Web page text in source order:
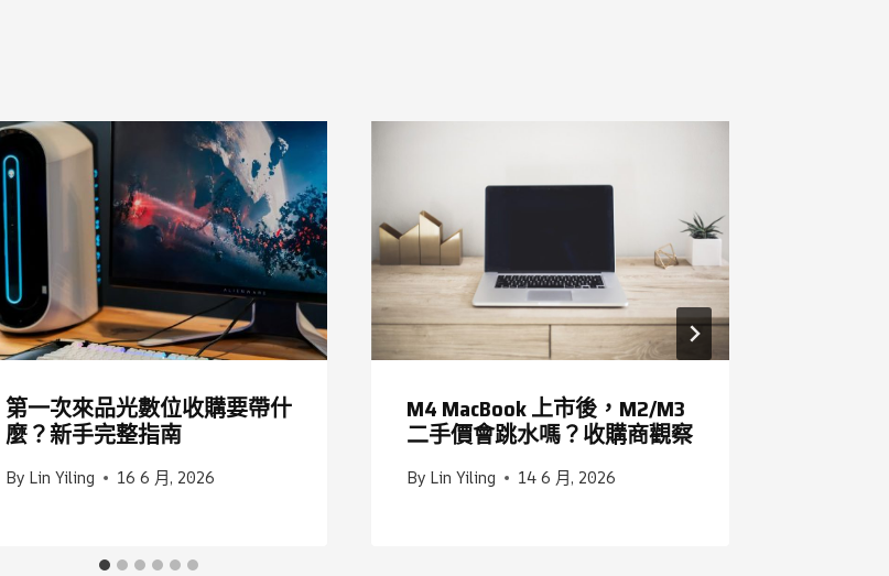
第一次來品光數位收購要帶什
麼？新手完整指南
By Lin Yiling 16 6 月, 2026
M4 MacBook 上市後，M2/M3
二手價會跳水嗎？收購商觀察
By Lin Yiling 14 6 月, 2026